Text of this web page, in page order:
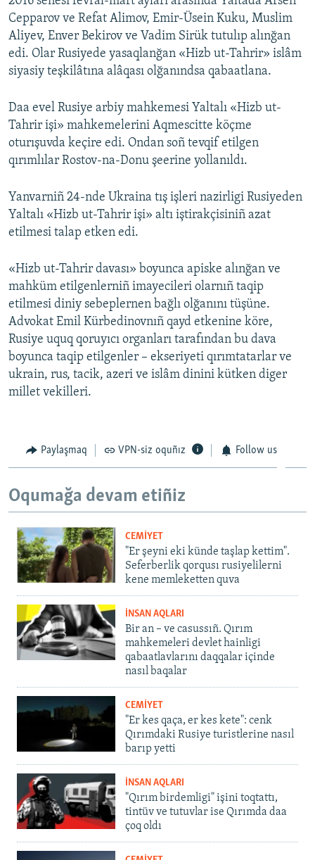
Cepparov ve Refat Alimov, Emir-Üsein Kuku, Muslim
Aliyev, Enver Bekirov ve Vadim Sirük tutulıp alınğan
edi. Olar Rusiyede yasaqlanğan «Hizb ut-Tahrir» islâm
siyasiy teşkilâtına alâqası olğanındsa qabaatlana.
Daa evel Rusiye arbiy mahkemesi Yaltalı «Hizb ut-
Tahrir işi» mahkemelerini Aqmescitte köçme
oturışuvda keçire edi. Ondan soñ tevqif etilgen
qırımlılar Rostov-na-Donu şeerine yollanıldı.
Yanvarniñ 24-nde Ukraina tış işleri nazirligi Rusiyeden
Yaltalı «Hizb ut-Tahrir işi» altı iştirakçisiniñ azat
etilmesi talap etken edi.
«Hizb ut-Tahrir davası» boyunca apiske alınğan ve
mahküm etilgenlerniñ imayecileri olarnıñ taqip
etilmesi diniy sebeplernen bağlı olğanını tüşüne.
Advokat Emil Kürbedinovnıñ qayd etkenine köre,
Rusiye uquq qoruyıcı organları tarafından bu dava
boyunca taqip etilgenler – ekseriyeti qırımtatarlar ve
ukrain, rus, tacik, azeri ve islâm dinini kütken diger
millet vekilleri.
Paylaşmaq VPN-siz oquñız Follow us
Oqumağa devam etiñiz
CEMİYET
"Er şeyni eki künde taşlap kettim".
Seferberlik qorqusı rusiyelilerni
kene memleketten quva
İNSAN AQLARI
Bir an – ve casussıñ. Qırım
mahkemeleri devlet hainligi
qabaatlavlarını daqqalar içinde
nasıl baqalar
CEMİYET
"Er kes qaça, er kes kete": cenk
Qırımdaki Rusiye turistlerine nasıl
barıp yetti
İNSAN AQLARI
"Qırım birdemligi" işini toqtattı,
tintüv ve tutuvlar ise Qırımda daa
çoq oldı